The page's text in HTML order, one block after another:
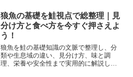
狼魚の基礎を鮭視点で総整理｜見
分け方と食べ方を今すぐ押さえよ
う！
狼魚を鮭の基礎知識の文脈で整理し、分
類や生息域の違い、見分け方、味と調
理、栄養や安全性まで実用的に解説しま